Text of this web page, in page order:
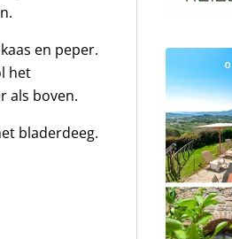
en peper.
het
als boven.
bladerdeeg.